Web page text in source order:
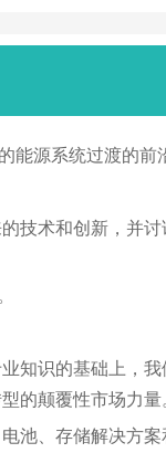
能源系统过渡的前
技术和创新，并
知识的基础上，
的颠覆性市场力量
池、存储解决方